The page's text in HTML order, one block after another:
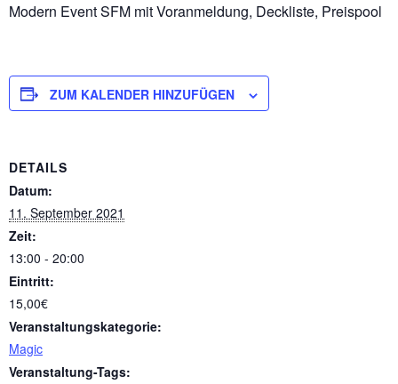
Modern Event SFM mit Voranmeldung, Deckliste, Preispool
ZUM KALENDER HINZUFÜGEN
DETAILS
Datum:
11. September 2021
Zeit:
13:00 - 20:00
Eintritt:
15,00€
Veranstaltungskategorie:
Magic
Veranstaltung-Tags: